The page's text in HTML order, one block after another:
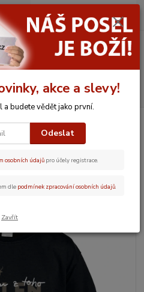
Menu
Hledat
za0,00 Kč
Jsem z toho
akce a slevy!
a budete vědět jako první.
Odeslat
osobních údajů pro účely registrace.
dle podmínek zpracování osobních údajů
Zavřít